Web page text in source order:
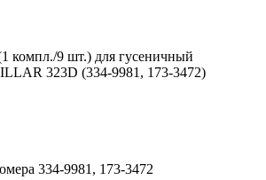
компл./9 шт.) для гусеничный
323D (334-9981, 173-3472)
334-9981, 173-3472